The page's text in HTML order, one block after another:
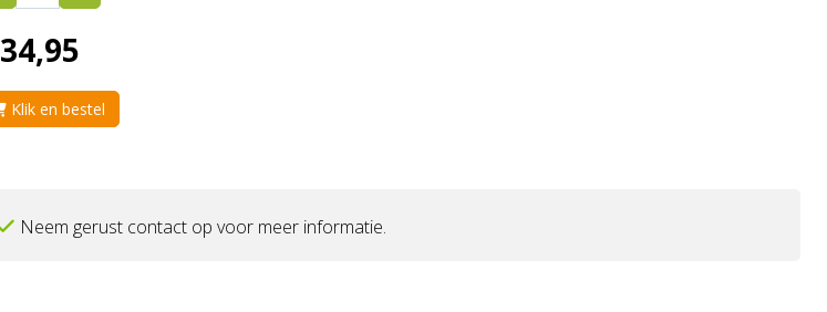
34,95
Klik en bestel
Neem gerust contact op voor meer informatie.